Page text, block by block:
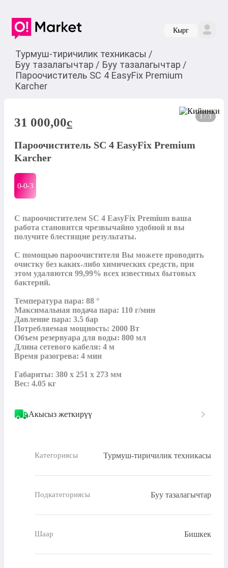
Кырг
Турмуш-тиричилик техникасы /
Буу тазалагычтар / Буу тазалагычтар /
Пароочиститель SC 4 EasyFix Premium
Karcher
1 / 3
31 000,00c
Пароочиститель SC 4 EasyFix Premium
Karcher
0-0-3
С пароочистителем SC 4 EasyFix Premium ваша
работа становится чрезвычайно удобной и вы
получите блестящие результаты.
С помощью пароочистителя Вы можете проводить
очистку без каких-либо химических средств, при
этом удаляются 99,99% всех известных бытовых
бактерий.
Температура пара: 88 °
Максимальная подача пара: 110 г/мин
Давление пара: 3.5 бар
Потребляемая мощность: 2000 Вт
Объем резервуара для воды: 800 мл
Длина сетевого кабеля: 4 м
Время разогрева: 4 мин
Габариты: 380 x 251 x 273 мм
Вес: 4.05 кг
Акысыз жеткирүү
Категориясы Турмуш-тиричилик техникасы
Подкатегориясы Буу тазалагычтар
Шаар Бишкек